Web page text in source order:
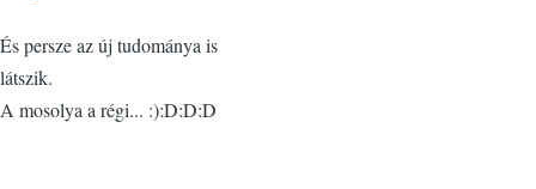
És persze az új tudománya is
látszik.
A mosolya a régi... :):D:D:D